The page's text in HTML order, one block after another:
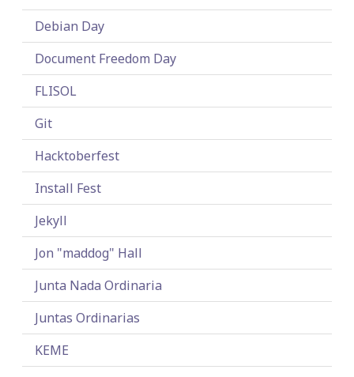
Debian Day
Document Freedom Day
FLISOL
Git
Hacktoberfest
Install Fest
Jekyll
Jon "maddog" Hall
Junta Nada Ordinaria
Juntas Ordinarias
KEME